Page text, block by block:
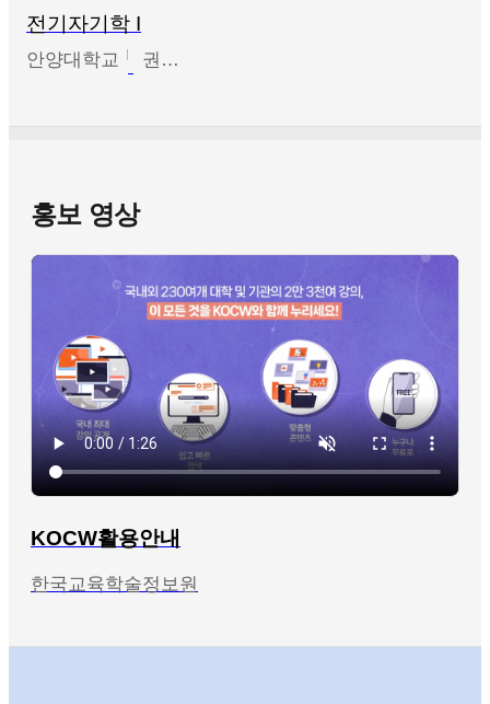
전기자기학 I
안양대학교 권원현
홍보 영상
KOCW활용안내
한국교육학술정보원